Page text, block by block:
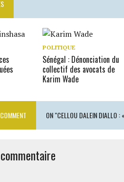
POLITIQUE
Sénégal : Dénonciation du
collectif des avocats de
Karim Wade
ON "CELLOU DALEIN DIALLO :